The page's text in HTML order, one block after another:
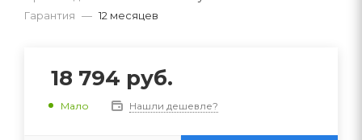
Гарантия — 12 месяцев
18 794 руб.
Мало Нашли дешевле?